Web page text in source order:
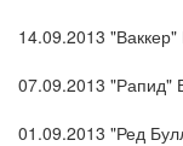
14.09.2013
07.09.2013 "Рапид"
01.09.2013 "Ред